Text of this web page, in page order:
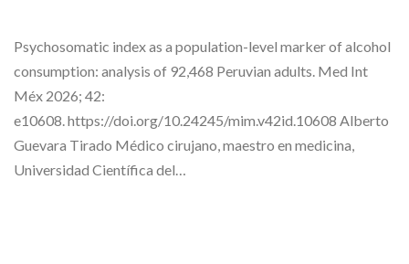
Psychosomatic index as a population-level marker of alcohol
consumption: analysis of 92,468 Peruvian adults. Med Int
Méx 2026; 42:
e10608. https://doi.org/10.24245/mim.v42id.10608 Alberto
Guevara Tirado Médico cirujano, maestro en medicina,
Universidad Científica del…